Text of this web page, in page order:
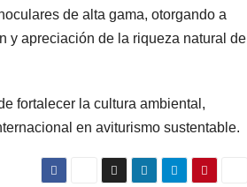
de alta gama, otorgando a
y apreciación de la riqueza natural de
fortalecer la cultura ambiental,
en aviturismo sustentable.